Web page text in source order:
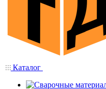
Каталог